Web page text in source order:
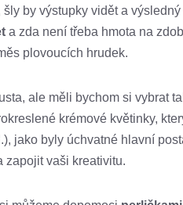
by výstupky vidět a
a zda není třeba hmota na
plovoucích hrudek.
ale měli bychom si vybrat
krémové květinky,
jako byly úchvatné hlavní
zapojit vaši kreativitu.